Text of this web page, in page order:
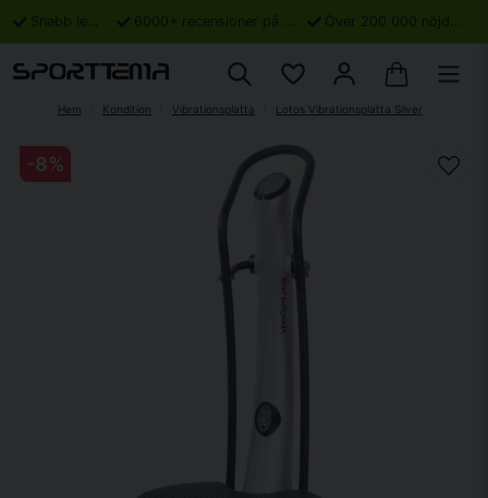
Snabb leverans 6000+ recensioner på Trustpilot Över 200 000 nöjda kunder
Hem Kondition Vibrationsplatta Lotos Vibrationsplatta Silver
-8%